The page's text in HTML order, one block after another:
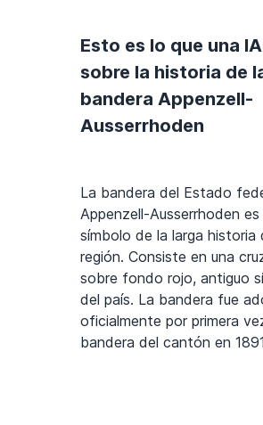
Esto es lo que una
sobre la historia de
bandera Appenzell-
Ausserrhoden
La bandera del Estado
Appenzell-Ausserrhoden es
símbolo de la larga historia
región. Consiste en una
sobre fondo rojo, antiguo
del país. La bandera fue
oficialmente por primera
bandera del cantón en